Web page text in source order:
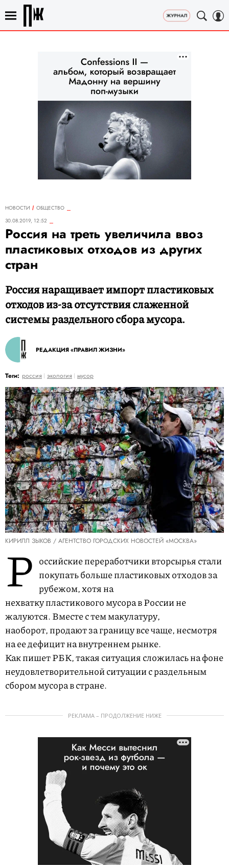
НОВОСТИ
ОБЩЕСТВО
30.08.2019, 12:52
Россия на треть увеличила ввоз
пластиковых отходов из других
стран
Россия наращивает импорт пластиковых
отходов из-за отсутствия слаженной
системы раздельного сбора мусора.
РЕДАКЦИЯ «ПРАВИЛ ЖИЗНИ»
Теги: россия экология мусор
КИРИЛЛ ЗЫКОВ / АГЕНТСТВО ГОРОДСКИХ НОВОСТЕЙ «МОСКВА»
Р оссийские переработчики вторсырья стали
покупать больше пластиковых отходов за
рубежом, хотя на
нехватку пластикового мусора в России не
жалуются. Вместе с тем макулатуру,
наоборот, продают за границу все чаще, несмотря
на ее дефицит на внутреннем рынке.
Как пишет РБК, такая ситуация сложилась на фоне
неудовлетворительной ситуации с раздельным
сбором мусора в стране.
РЕКЛАМА – ПРОДОЛЖЕНИЕ НИЖЕ